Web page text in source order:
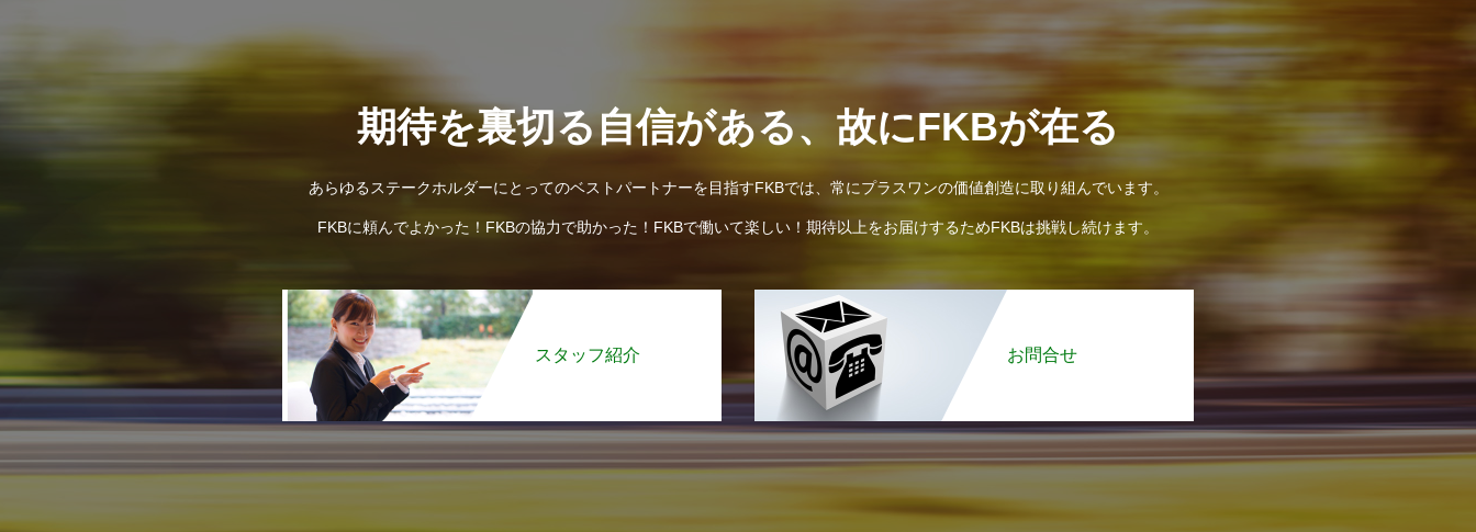
期待を裏切る自信がある、故にFKBが在る
あらゆるステークホルダーにとってのベストパートナーを目指すFKBでは、常にプラスワンの価値創造に取り組んでいます。
FKBに頼んでよかった！FKBの協力で助かった！FKBで働いて楽しい！期待以上をお届けするためFKBは挑戦し続けます。
スタッフ紹介 お問合せ